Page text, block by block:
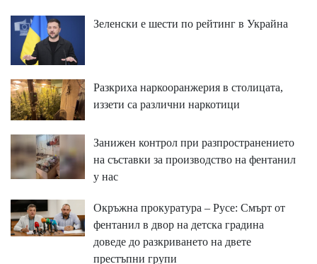
Зеленски е шести по рейтинг в Украйна
Разкриха наркооранжерия в столицата,
иззети са различни наркотици
Занижен контрол при разпространението
на съставки за производство на фентанил
у нас
Окръжна прокуратура – Русе: Смърт от
фентанил в двор на детска градина
доведе до разкриването на двете
престъпни групи